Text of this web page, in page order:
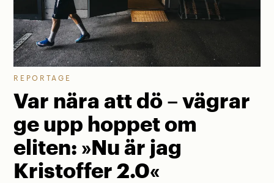
REPORTAGE
Var nära att dö – vägrar
ge upp hoppet om
eliten: »Nu är jag
Kristoffer 2.0«